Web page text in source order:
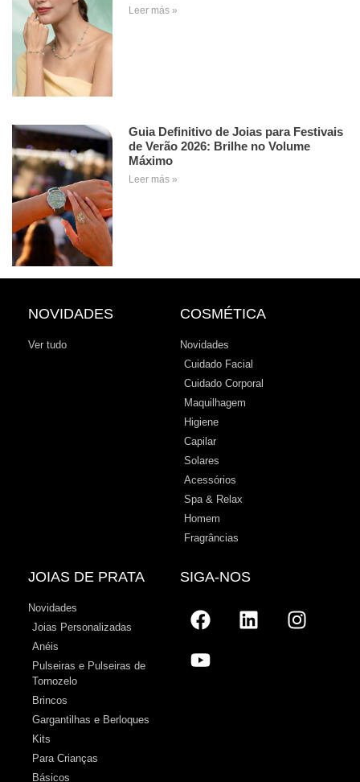
Leer más »
Guia Definitivo de Joias para Festivais
de Verão 2026: Brilhe no Volume
Máximo
Leer más »
NOVIDADES
Ver tudo
COSMÉTICA
Novidades
Cuidado Facial
Cuidado Corporal
Maquilhagem
Higiene
Capilar
Solares
Acessórios
Spa & Relax
Homem
Fragrâncias
JOIAS DE PRATA
Novidades
Joias Personalizadas
Anéis
Pulseiras e Pulseiras de
Tornozelo
Brincos
Gargantilhas e Berloques
Kits
Para Crianças
Básicos
SIGA-NOS